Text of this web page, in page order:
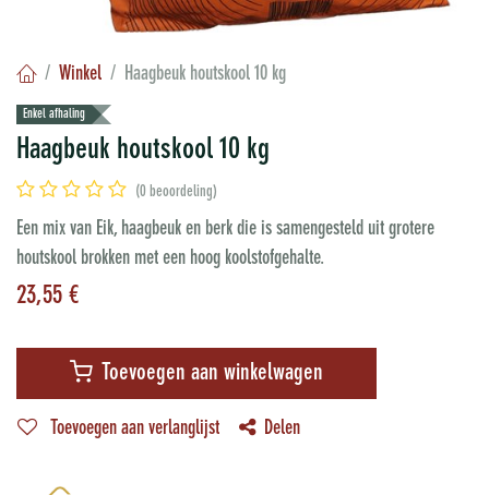
Winkel Haagbeuk houtskool 10 kg
Enkel afhaling
Haagbeuk houtskool 10 kg
(0 beoordeling)
Een mix van Eik, haagbeuk en berk die is samengesteld uit grotere
houtskool brokken met een hoog koolstofgehalte.
23,55 €
Toevoegen aan winkelwagen
Toevoegen aan verlanglijst Delen